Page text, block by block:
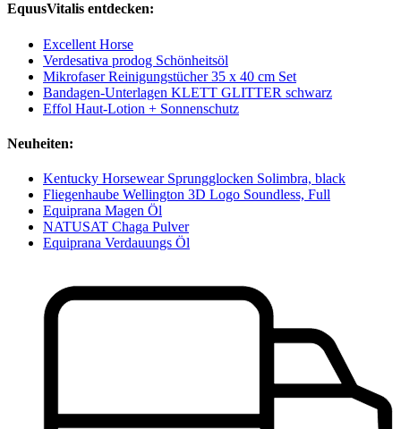
EquusVitalis entdecken:
Excellent Horse
Verdesativa prodog Schönheitsöl
Mikrofaser Reinigungstücher 35 x 40 cm Set
Bandagen-Unterlagen KLETT GLITTER schwarz
Effol Haut-Lotion + Sonnenschutz
Neuheiten:
Kentucky Horsewear Sprungglocken Solimbra, black
Fliegenhaube Wellington 3D Logo Soundless, Full
Equiprana Magen Öl
NATUSAT Chaga Pulver
Equiprana Verdauungs Öl